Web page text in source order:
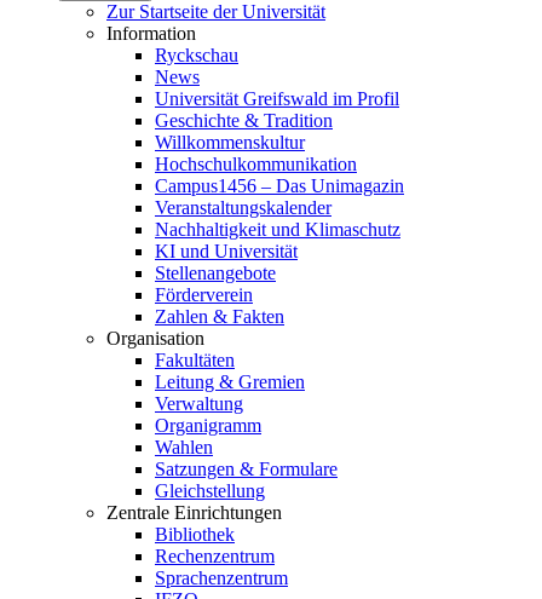
Zur Startseite der Universität
Information
Ryckschau
News
Universität Greifswald im Profil
Geschichte & Tradition
Willkommenskultur
Hochschulkommunikation
Campus1456 – Das Unimagazin
Veranstaltungskalender
Nachhaltigkeit und Klimaschutz
KI und Universität
Stellenangebote
Förderverein
Zahlen & Fakten
Organisation
Fakultäten
Leitung & Gremien
Verwaltung
Organigramm
Wahlen
Satzungen & Formulare
Gleichstellung
Zentrale Einrichtungen
Bibliothek
Rechenzentrum
Sprachenzentrum